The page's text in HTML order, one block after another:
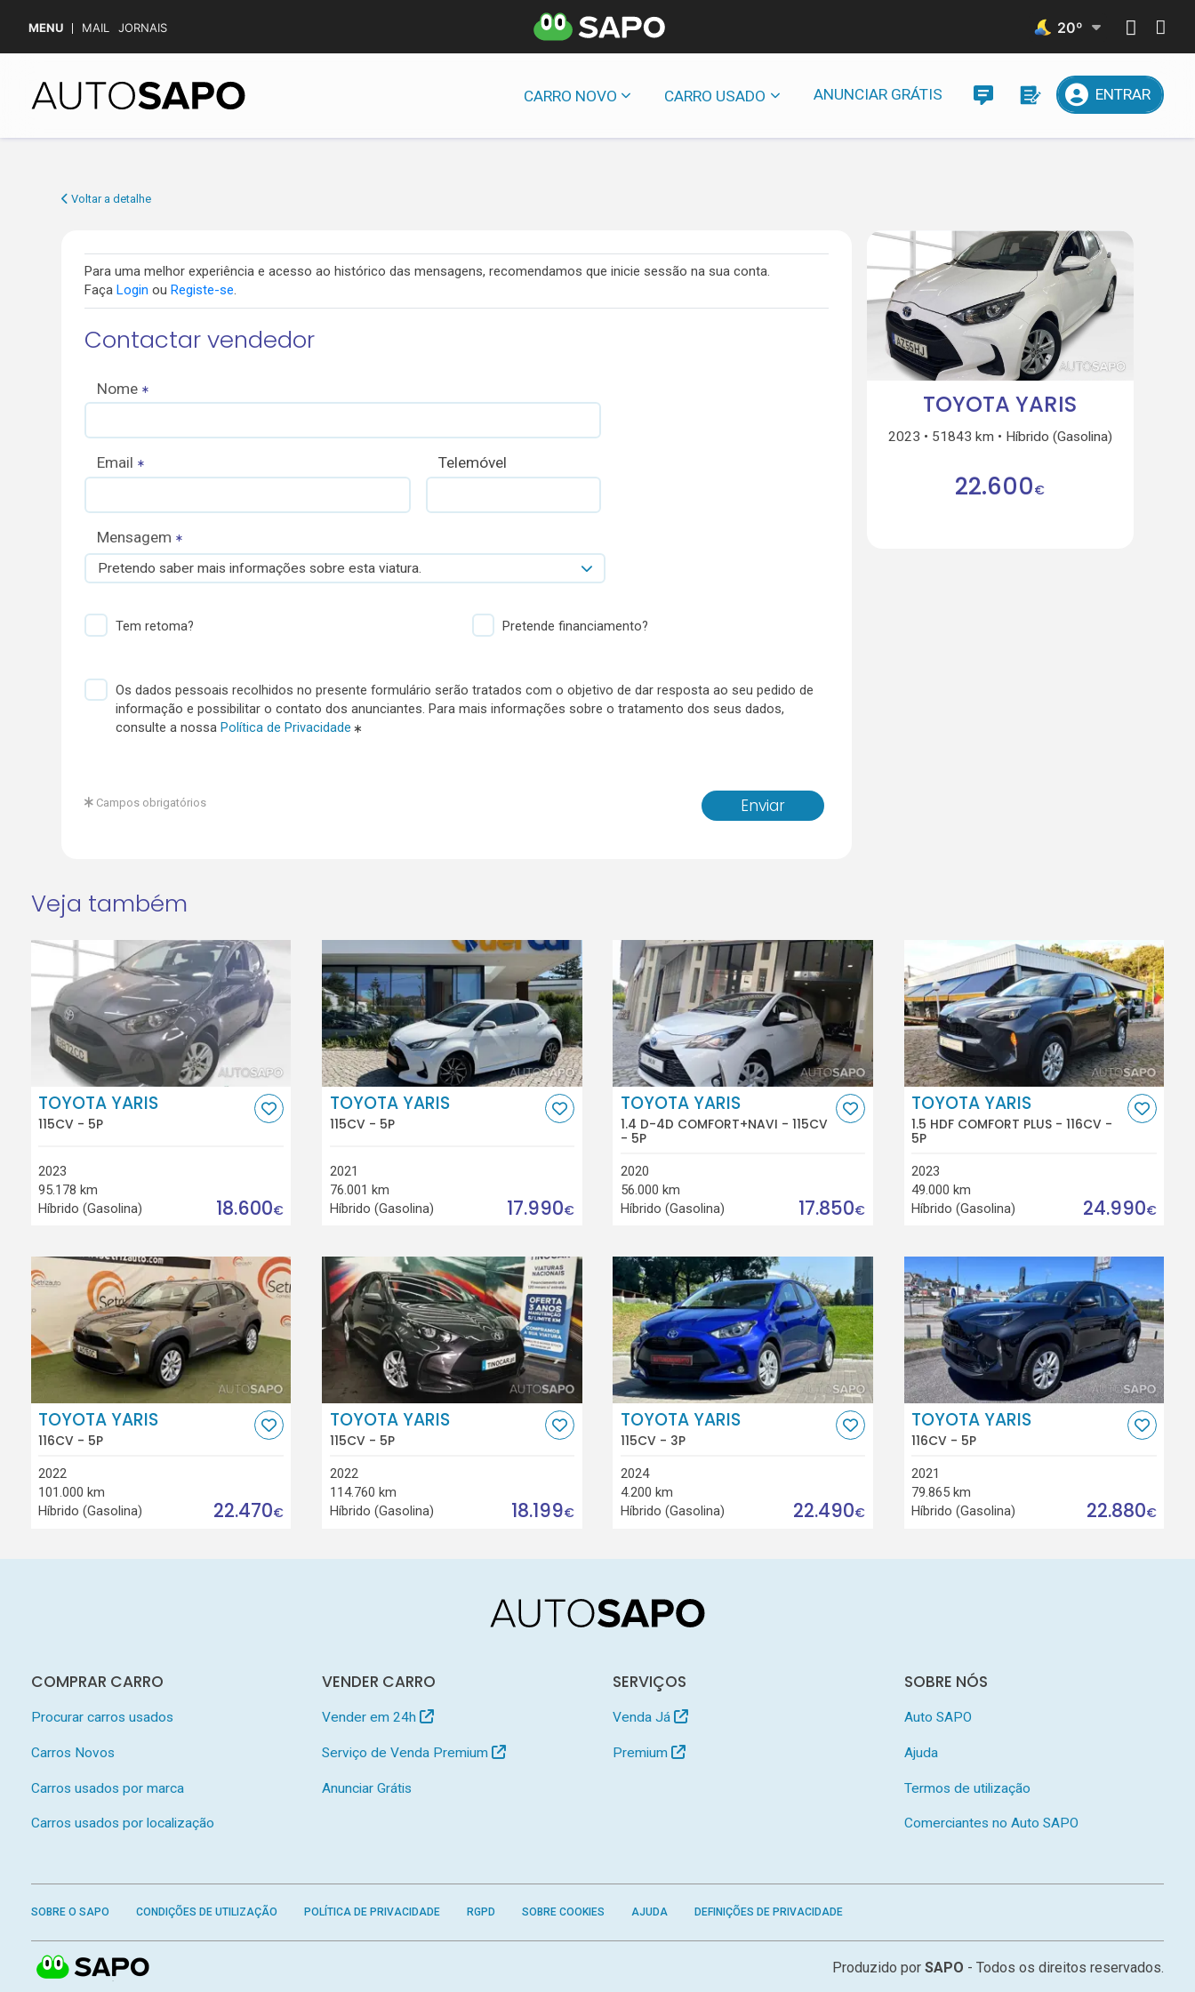
MENU MAIL JORNAIS 20º
CARRO NOVO CARRO USADO ANUNCIAR GRÁTIS ENTRAR
Voltar a detalhe
Para uma melhor experiência e acesso ao histórico das mensagens, recomendamos que inicie sessão na sua conta.
Faça Login ou Registe-se.
Contactar vendedor
Nome
Email Telemóvel
Mensagem
Pretendo saber mais informações sobre esta viatura.
Tem retoma? Pretende financiamento?
Os dados pessoais recolhidos no presente formulário serão tratados com o objetivo de dar resposta ao seu pedido de
informação e possibilitar o contato dos anunciantes. Para mais informações sobre o tratamento dos seus dados,
consulte a nossa Política de Privacidade
Enviar
Campos obrigatórios
TOYOTA YARIS
2023 51843 km Híbrido (Gasolina)
22.600€
Veja também
TOYOTA YARIS
115CV - 5P
2023
95.178 km
Híbrido (Gasolina)
18.600€
TOYOTA YARIS
115CV - 5P
2021
76.001 km
Híbrido (Gasolina)
17.990€
TOYOTA YARIS
1.4 D-4D COMFORT+NAVI - 115CV
- 5P
2020
56.000 km
Híbrido (Gasolina)
17.850€
TOYOTA YARIS
1.5 HDF COMFORT PLUS - 116CV -
5P
2023
49.000 km
Híbrido (Gasolina)
24.990€
TOYOTA YARIS
116CV - 5P
2022
101.000 km
Híbrido (Gasolina)
22.470€
TOYOTA YARIS
115CV - 5P
2022
114.760 km
Híbrido (Gasolina)
18.199€
TOYOTA YARIS
115CV - 3P
2024
4.200 km
Híbrido (Gasolina)
22.490€
TOYOTA YARIS
116CV - 5P
2021
79.865 km
Híbrido (Gasolina)
22.880€
COMPRAR CARRO
Procurar carros usados
Carros Novos
Carros usados por marca
Carros usados por localização
VENDER CARRO
Vender em 24h
Serviço de Venda Premium
Anunciar Grátis
SERVIÇOS
Venda Já
Premium
SOBRE NÓS
Auto SAPO
Ajuda
Termos de utilização
Comerciantes no Auto SAPO
SOBRE O SAPO CONDIÇÕES DE UTILIZAÇÃO POLÍTICA DE PRIVACIDADE RGPD SOBRE COOKIES AJUDA DEFINIÇÕES DE PRIVACIDADE
Produzido porSAPO - Todos os direitos reservados.